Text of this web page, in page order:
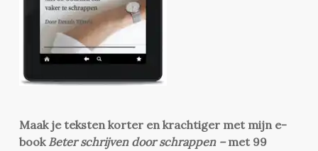
Maak je teksten korter en krachtiger met mijn e-
book Beter schrijven door schrappen –met 99